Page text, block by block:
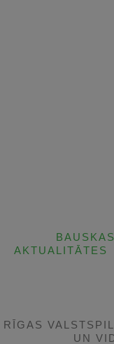
AKTUALITĀTES
RĪGAS
UN